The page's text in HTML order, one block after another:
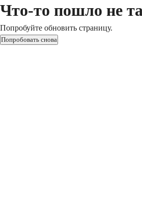
Что-то пошло не
Попробуйте обновить страницу.
Попробовать снова